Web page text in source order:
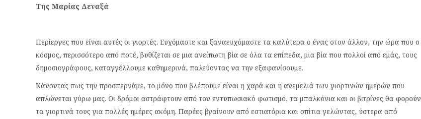
Της Μαρίας Δεναξά
Περίεργες που είναι αυτές οι γιορτές. Ευχόμαστε και ξαναευχόμαστε τα καλύτερα ο ένας στον άλλον, την ώρα που ο
κόσμος, περισσότερο από ποτέ, βυθίζεται σε μια ανείπωτη βία σε όλα τα επίπεδα, μια βία που πολλοί από εμάς, τους
δημοσιογράφους, καταγγέλλουμε καθημερινά, παλεύοντας να την εξαφανίσουμε.
Κάνοντας πως την προσπερνάμε, το μόνο που βλέπουμε είναι η χαρά και η ανεμελιά των γιορτινών ημερών που
απλώνεται γύρω μας. Οι δρόμοι αστράφτουν από τον εντυπωσιακό φωτισμό, τα μπαλκόνια και οι βιτρίνες θα φορούν
τα γιορτινά τους για πολλές ημέρες ακόμη. Παρέες βγαίνουν από εστιατόρια και σπίτια γελώντας, ύστερα από